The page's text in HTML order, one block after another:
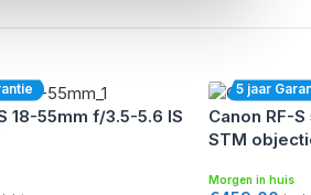
en waterafstotend ontwerp te
18-55mm f/3.5-5.6 IS
5 jaar
Canon RF-S
STM